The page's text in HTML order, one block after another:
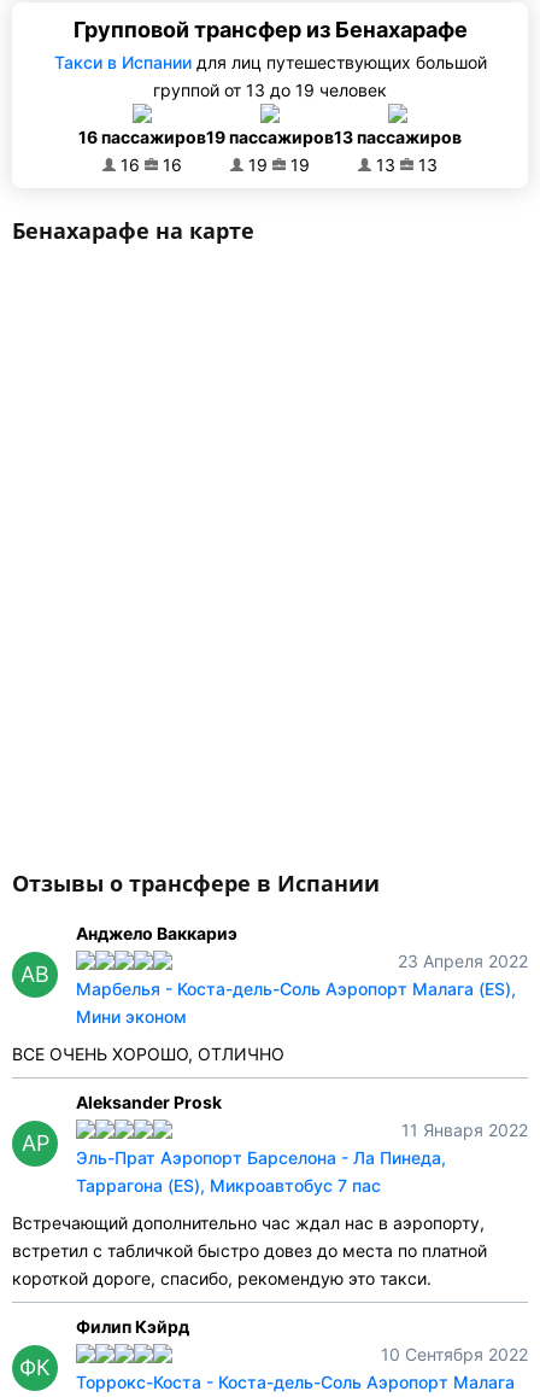
Групповой трансфер из Бенахарафе
Такси в Испаниидля лиц путешествующих большой
группой от 13 до 19 человек
16 пассажиров
16
16
19 пассажиров
19
19
13 пассажиров
13
13
Бенахарафе на карте
Отзывы о трансфере в Испании
АВ
Анджело Ваккариэ
23 Апреля 2022
Марбелья - Коста-дель-Соль Аэропорт Малага (ES),
Мини эконом
ВСЕ ОЧЕНЬ ХОРОШО, ОТЛИЧНО
AP
Aleksander Prosk
11 Января 2022
Эль-Прат Аэропорт Барселона - Ла Пинеда,
Таррагона (ES), Микроавтобус 7 пас
Встречающий дополнительно час ждал нас в аэропорту,
встретил с табличкой быстро довез до места по платной
короткой дороге, спасибо, рекомендую это такси.
ФК
Филип Кэйрд
10 Сентября 2022
Торрокс-Коста - Коста-дель-Соль Аэропорт Малага